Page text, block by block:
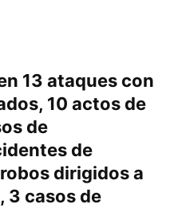
13 ataques con
10 actos de
de
de
dirigidos a
3 casos de